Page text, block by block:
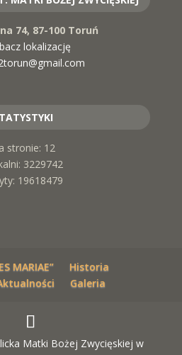
74, 87-100 Toruń
stronie: 12
3229742
19618479
MARIAE”
Historia
Galeria
Matki Bożej Zwycięskiej w